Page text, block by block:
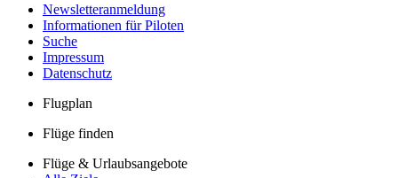
Newsletteranmeldung
Informationen für Piloten
Suche
Impressum
Datenschutz
Flugplan
Flüge finden
Flüge & Urlaubsangebote